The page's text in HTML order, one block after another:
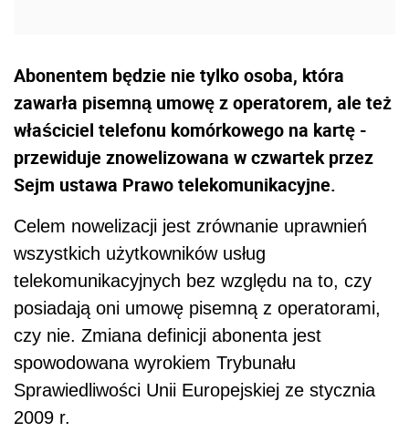
Abonentem będzie nie tylko osoba, która
zawarła pisemną umowę z operatorem, ale też
właściciel telefonu komórkowego na kartę -
przewiduje znowelizowana w czwartek przez
Sejm ustawa Prawo telekomunikacyjne.
Celem nowelizacji jest zrównanie uprawnień
wszystkich użytkowników usług
telekomunikacyjnych bez względu na to, czy
posiadają oni umowę pisemną z operatorami,
czy nie. Zmiana definicji abonenta jest
spowodowana wyrokiem Trybunału
Sprawiedliwości Unii Europejskiej ze stycznia
2009 r.